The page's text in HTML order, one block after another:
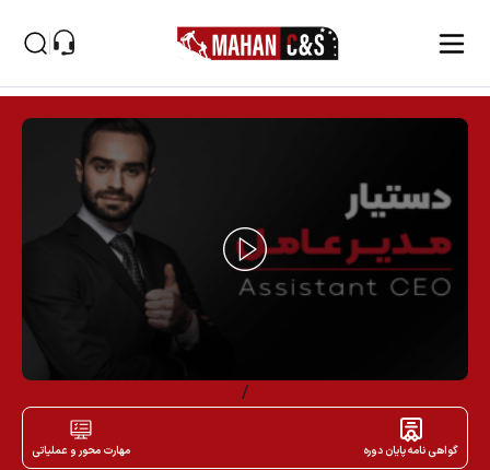
صفحه اصلی
دوره‌ها دوره دستیار مدیرعامل
/
گواهی نامه پایان دوره مهارت محور و عملیاتی